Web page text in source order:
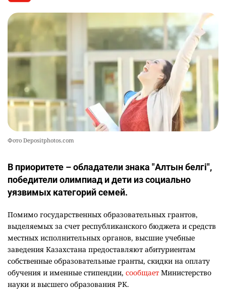
Фото Depositphotos.com
В приоритете – обладатели знака "Алтын белгі",
победители олимпиад и дети из социально
уязвимых категорий семей.
Помимо государственных образовательных грантов,
выделяемых за счет республиканского бюджета и средств
местных исполнительных органов, высшие учебные
заведения Казахстана предоставляют абитуриентам
собственные образовательные гранты, скидки на оплату
обучения и именные стипендии, сообщает Министерство
науки и высшего образования РК.